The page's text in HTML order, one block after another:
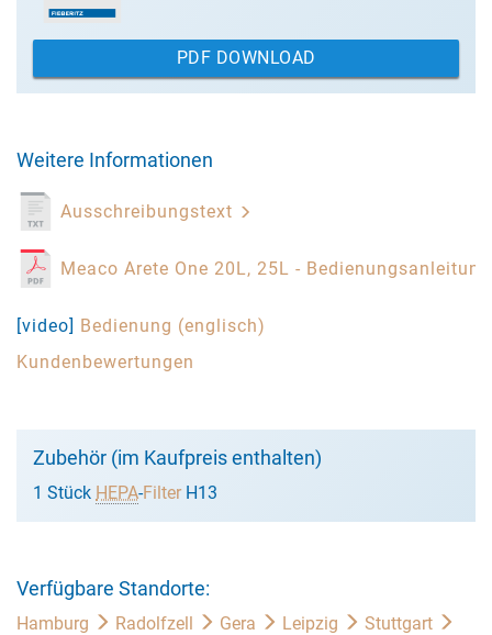
PDF DOWNLOAD
Weitere Informationen
Ausschreibungstext
Meaco Arete One 20L, 25L -
[video] Bedienung (englisch)
Kundenbewertungen
Zubehör (im Kaufpreis enthalten)
1 Stück HEPA-Filter H13
Verfügbare Standorte:
Hamburg Radolfzell Gera Leipzig
Stuttgart